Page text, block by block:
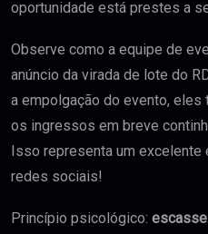
oportunidade está prestes a
Observe como a equipe de
anúncio da virada de lote do
a empolgação do evento, eles
os ingressos em breve
Isso representa um
redes sociais!
Princípio psicológico: